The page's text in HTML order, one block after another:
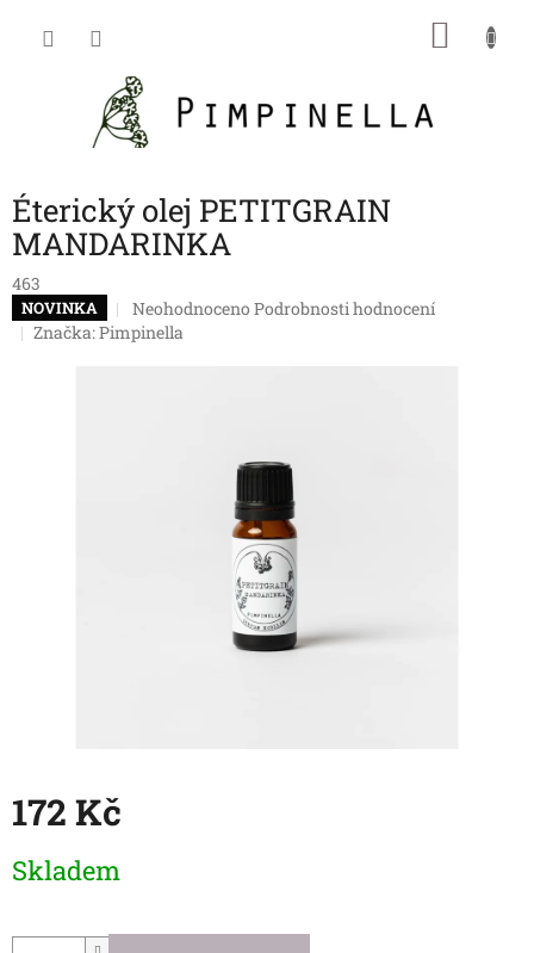
Éterický olej PETITGRAIN
MANDARINKA
463
NOVINKA
Průměrné
hodnocení
Neohodnoceno Podrobnosti hodnocení
Značka:Pimpinella
172 Kč
cena:
Skladem